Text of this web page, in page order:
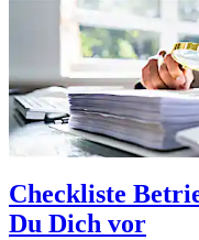
Checkliste
Du Dich vor